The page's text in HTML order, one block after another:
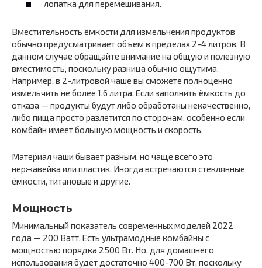
лопатка для перемешивания.
Вместительность ёмкости для измельчения продуктов
обычно предусматривает объем в пределах 2-4 литров. В
данном случае обращайте внимание на общую и полезную
вместимость, поскольку разница обычно ощутима.
Например, в 2-литровой чаше вы сможете полноценно
измельчить не более 1,6 литра. Если заполнить ёмкость до
отказа — продукты будут либо обработаны некачественно,
либо пища просто разлетится по сторонам, особенно если
комбайн имеет большую мощность и скорость.
Материал чаши бывает разным, но чаще всего это
нержавейка или пластик. Иногда встречаются стеклянные
ёмкости, титановые и другие.
Мощность
Минимальный показатель современных моделей 2022
года — 200 Ватт. Есть ультрамодные комбайны с
мощностью порядка 2500 Вт. Но, для домашнего
использования будет достаточно 400-700 Вт, поскольку